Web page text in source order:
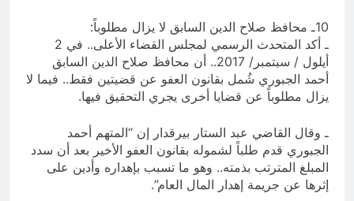
10ـ محافظ صلاح الدين السابق لا يزال مطلوباً:
ـ أكد المتحدث الرسمي لمجلس القضاء الأعلى.. في 2
أيلول / سبتمبر/ 2017.. أن محافظ صلاح الدين السابق
أحمد الجبوري شُمل بقانون العفو عن قضيتين فقط.. فيما لا
يزال مطلوباً عن قضايا أخرى يجري التحقيق فيها.
ـ وقال القاضي عبد الستار بيرقدار إن “المتهم أحمد
الجبوري قدم طلباً لشموله بقانون العفو الأخير بعد أن سدد
المبلغ المترتب بذمته.. وهو ما تسبب بإهداره وأدين على
إثرها عن جريمة إهدار المال العام”.